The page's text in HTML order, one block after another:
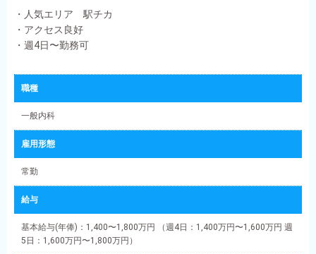
・人気エリア 駅チカ
・アクセス良好
・週4日〜勤務可
職種
一般内科
雇用形態
常勤
給与
基本給与(年俸)：1,400〜1,800万円 （週4日：1,400万円〜1,600万円 週
5日：1,600万円〜1,800万円）